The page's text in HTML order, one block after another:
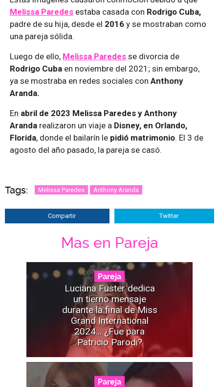
Melissa Paredes estaba casada con Rodrigo Cuba,
padre de su hija, desde el 2016 y se mostraban como
una pareja sólida.
Luego de ello, Melissa Paredes se divorcia de
Rodrigo Cuba en noviembre del 2021; sin embargo,
ya se mostraba en redes sociales con Anthony
Aranda.
En abril de 2023 Melissa Paredes y Anthony
Aranda realizaron un viaje a Disney, en Orlando,
Florida, donde el bailarín le pidió matrimonio. El 3 de
agosto del año pasado, la pareja se casó.
Tags: Melissa Paredes Anthony Aranda
Compartir Twitter
Mas en Pareja
Pareja
Luciana Fuster dedica
un tierno mensaje
durante la final de Miss
Grand International
2024... ¿Fue para
Patricio Parodi?
Pareja